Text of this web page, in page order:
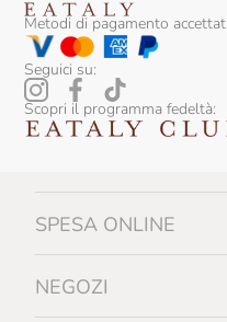
Metodi di pagamento
Seguici su:
Scopri il programma fedeltà:
SPESA ONLINE
NEGOZI